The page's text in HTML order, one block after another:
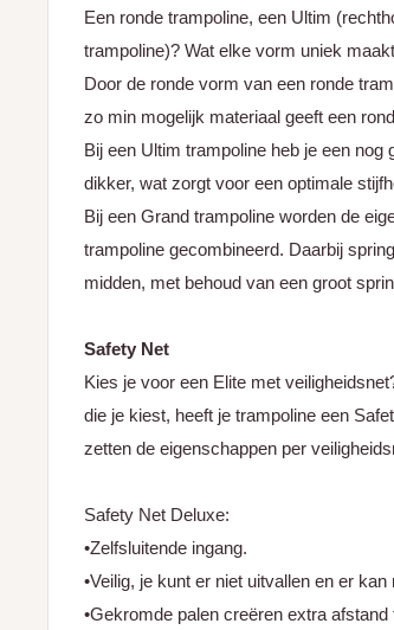
Een ronde trampoline, een Ultim
trampoline)? Wat elke vorm uniek
Door de ronde vorm van een ronde
zo min mogelijk materiaal geeft een
Bij een Ultim trampoline heb je een
dikker, wat zorgt voor een optimale
Bij een Grand trampoline worden de
trampoline gecombineerd. Daarbij
midden, met behoud van een groot
Safety Net
Kies je voor een Elite met
die je kiest, heeft je trampoline een
zetten de eigenschappen per
Safety Net Deluxe:
•Zelfsluitende ingang.
•Veilig, je kunt er niet uitvallen en er
•Gekromde palen creëren extra